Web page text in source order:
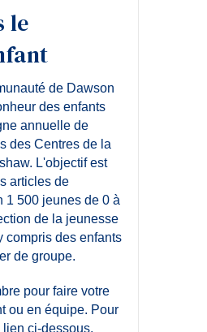
le
de Dawson
des enfants
annuelle de
des Centres de la
L'objectif est
articles de
1 500 jeunes de 0 à
de la jeunesse
compris des enfants
de groupe.
pour faire votre
ou en équipe. Pour
ci-dessous.